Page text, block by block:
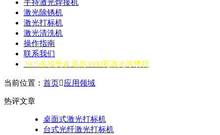
手持激光焊接机
激光除锈机
激光打标机
激光清洗机
操作指南
联系我们
2025年很受欢迎的3000瓦激光除锈机
当前位置： 首页应用领域
热评文章
桌面式激光打标机
台式光纤激光打标机